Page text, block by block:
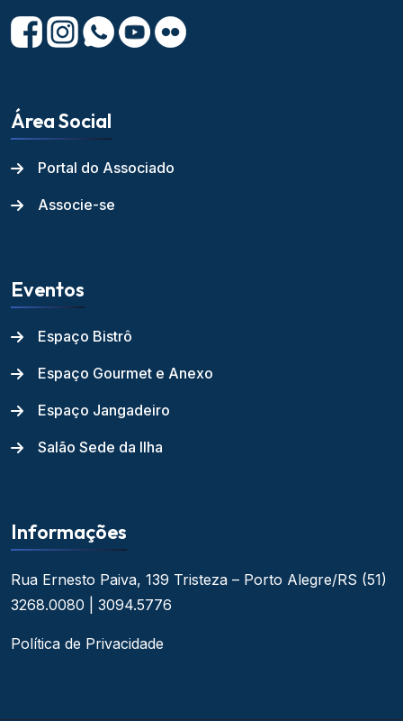
Área Social
Portal do Associado
Associe-se
Eventos
Espaço Bistrô
Espaço Gourmet e Anexo
Espaço Jangadeiro
Salão Sede da Ilha
Informações
Rua Ernesto Paiva, 139 Tristeza – Porto Alegre/RS (51)
3268.0080 | 3094.5776
Política de Privacidade